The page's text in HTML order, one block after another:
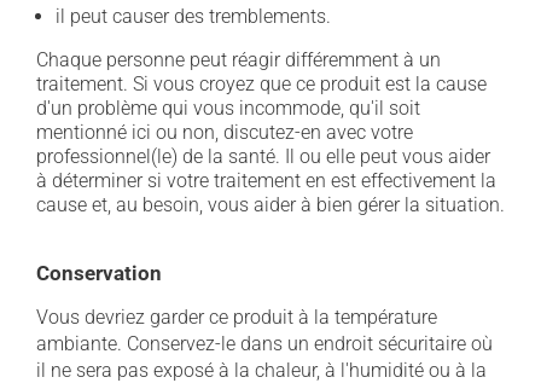
il peut causer des tremblements.
Chaque personne peut réagir différemment à un
traitement. Si vous croyez que ce produit est la cause
d'un problème qui vous incommode, qu'il soit
mentionné ici ou non, discutez-en avec votre
professionnel(le) de la santé. Il ou elle peut vous aider
à déterminer si votre traitement en est effectivement la
cause et, au besoin, vous aider à bien gérer la situation.
Conservation
Vous devriez garder ce produit à la température
ambiante. Conservez-le dans un endroit sécuritaire où
il ne sera pas exposé à la chaleur, à l'humidité ou à la